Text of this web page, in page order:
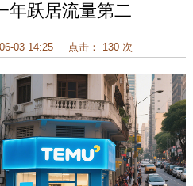
年跃居流量第二
03 14:25 点击： 130 次